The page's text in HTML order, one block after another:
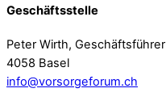
Geschäftsstelle
Peter Wirth, Geschäftsführer
4058 Basel
info@vorsorgeforum.ch